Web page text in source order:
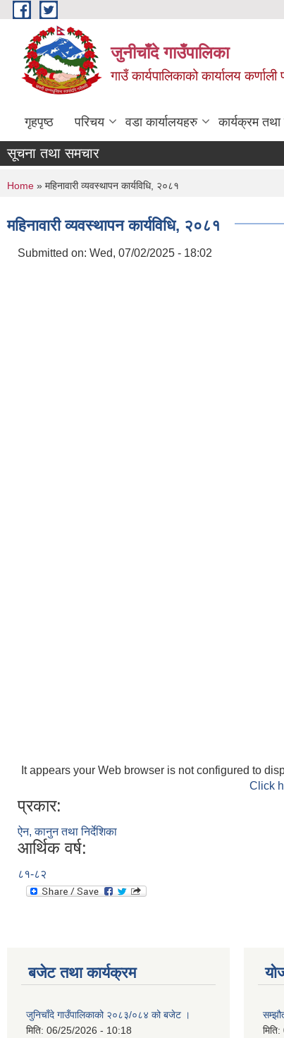
Skip to main content
जुनीचाँदे गाउँपालिका
गाउँ कार्यपालिकाको कार्यालय
गृहपृष्ठ परिचय वडा कार्यालयहरु कार्यक्रम तथा
सूचना तथा समचार
You are here
Home » महिनावारी व्यवस्थापन कार्यविधि, २०८१
महिनावारी व्यवस्थापन कार्यविधि, २०८१
Submitted on: Wed, 07/02/2025 - 18:02
It appears your Web browser is not configured to
Click
प्रकार:
ऐन, कानुन तथा निर्देशिका
आर्थिक वर्ष:
८१-८२
बजेट तथा कार्यक्रम
जुनिचाँदे गाउँपालिकाको २०८३/०८४ को बजेट ।
मिति: 06/25/2026 - 10:18
मिति: